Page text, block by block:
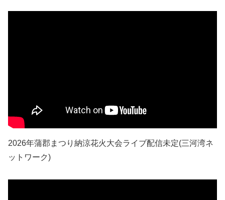
2026年蒲郡まつり納涼花火大会ライブ配信未定(三河湾ネ
ットワーク)